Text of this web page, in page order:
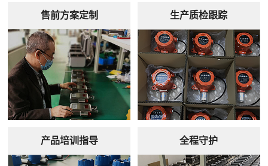
售前方案定制 生产质检跟踪
产品培训指导 全程守护